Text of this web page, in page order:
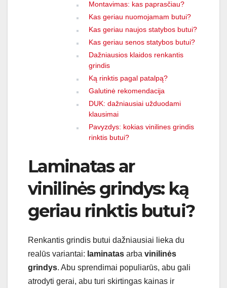
Montavimas: kas paprasčiau?
Kas geriau nuomojamam butui?
Kas geriau naujos statybos butui?
Kas geriau senos statybos butui?
Dažniausios klaidos renkantis
grindis
Ką rinktis pagal patalpą?
Galutinė rekomendacija
DUK: dažniausiai užduodami
klausimai
Pavyzdys: kokias vinilines grindis
rinktis butui?
Laminatas ar
vinilinės grindys: ką
geriau rinktis butui?
Renkantis grindis butui dažniausiai lieka du
realūs variantai: laminatas arba vinilinės
grindys. Abu sprendimai populiarūs, abu gali
atrodyti gerai, abu turi skirtingas kainas ir